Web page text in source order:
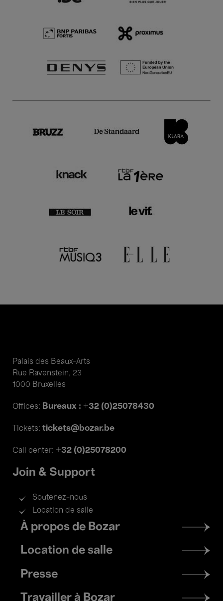
Palais des Beaux-Arts
Rue Ravenstein, 23
1000 Bruxelles
Offices: Bureaux : +32 (0)25078430
Tickets: tickets@bozar.be
Call center: +32 (0)25078200
Join & Support
Soutenez-nous
Location de salle
Footer
menu
À propos de Bozar
Location de salle
Presse
Travailler à Bozar